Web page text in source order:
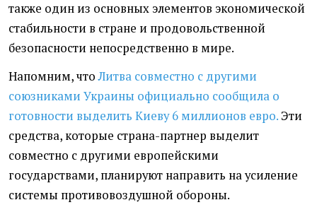
также один из основных элементов экономической
стабильности в стране и продовольственной
безопасности непосредственно в мире.
Напомним, чтоЛитва совместно с другими
союзниками Украины официально сообщила о
готовности выделить Киеву 6 миллионов евро. Эти
средства, которые страна-партнер выделит
совместно с другими европейскими
государствами, планируют направить на усиление
системы противовоздушной обороны.